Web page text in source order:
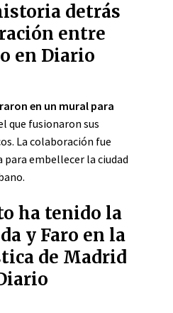
detrás
entre
en Diario
en un mural para
que fusionaron sus
La colaboración fue
embellecer la ciudad
ha tenido la
y Faro en la
de Madrid